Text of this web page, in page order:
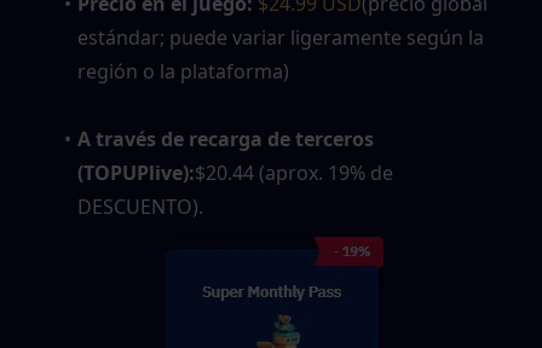
estándar; puede variar ligeramente según la
región o la plataforma)
A través de recarga de terceros
(TOPUPlive):$20.44 (aprox. 19% de
DESCUENTO).